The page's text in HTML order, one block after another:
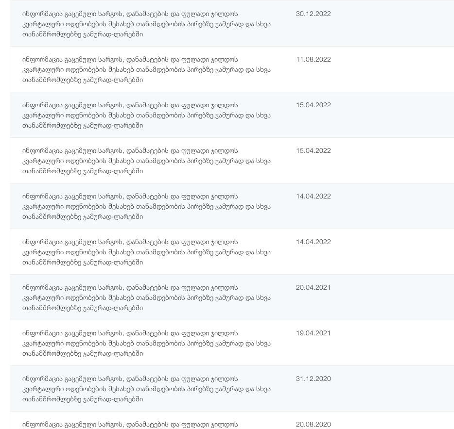
ინფორმაცია გაცემული სარგოს, დანამატების და ფულადი ჯილდოს
კვარტალური ოდენობების შესახებ თანამდებობის პირებზე ჯამურად და სხვა
თანამშრომლებზე ჯამურად-ლარებში
30.12.2022
ინფორმაცია გაცემული სარგოს, დანამატების და ფულადი ჯილდოს
კვარტალური ოდენობების შესახებ თანამდებობის პირებზე ჯამურად და სხვა
თანამშრომლებზე ჯამურად-ლარებში
11.08.2022
ინფორმაცია გაცემული სარგოს, დანამატების და ფულადი ჯილდოს
კვარტალური ოდენობების შესახებ თანამდებობის პირებზე ჯამურად და სხვა
თანამშრომლებზე ჯამურად-ლარებში
15.04.2022
ინფორმაცია გაცემული სარგოს, დანამატების და ფულადი ჯილდოს
კვარტალური ოდენობების შესახებ თანამდებობის პირებზე ჯამურად და სხვა
თანამშრომლებზე ჯამურად-ლარებში
15.04.2022
ინფორმაცია გაცემული სარგოს, დანამატების და ფულადი ჯილდოს
კვარტალური ოდენობების შესახებ თანამდებობის პირებზე ჯამურად და სხვა
თანამშრომლებზე ჯამურად-ლარებში
14.04.2022
ინფორმაცია გაცემული სარგოს, დანამატების და ფულადი ჯილდოს
კვარტალური ოდენობების შესახებ თანამდებობის პირებზე ჯამურად და სხვა
თანამშრომლებზე ჯამურად-ლარებში
14.04.2022
ინფორმაცია გაცემული სარგოს, დანამატების და ფულადი ჯილდოს
კვარტალური ოდენობების შესახებ თანამდებობის პირებზე ჯამურად და სხვა
თანამშრომლებზე ჯამურად-ლარებში
20.04.2021
ინფორმაცია გაცემული სარგოს, დანამატების და ფულადი ჯილდოს
კვარტალური ოდენობების შესახებ თანამდებობის პირებზე ჯამურად და სხვა
თანამშრომლებზე ჯამურად-ლარებში
19.04.2021
ინფორმაცია გაცემული სარგოს, დანამატების და ფულადი ჯილდოს
კვარტალური ოდენობების შესახებ თანამდებობის პირებზე ჯამურად და სხვა
თანამშრომლებზე ჯამურად-ლარებში
31.12.2020
ინფორმაცია გაცემული სარგოს, დანამატების და ფულადი ჯილდოს
20.08.2020